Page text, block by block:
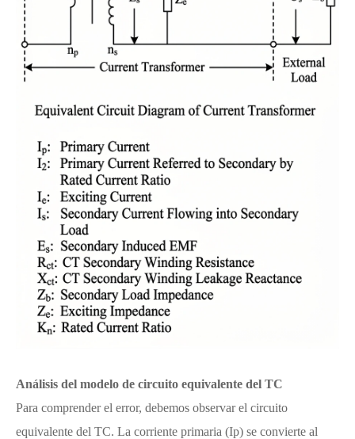
Análisis del modelo de circuito equivalente del TC
Para comprender el error, debemos observar el circuito
equivalente del TC. La corriente primaria (Ip) se convierte al